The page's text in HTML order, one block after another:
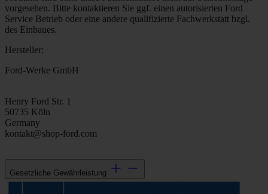
vorgesehen. Bitte kontaktieren Sie ggf. einen autorisierten Ford
Service Betrieb oder eine andere qualifizierte Fachwerkstatt bzgl.
des Einbaues.
Hersteller:
Ford-Werke GmbH
Henry Ford Str. 1
50735 Köln
Germany
kontakt@shop-ford.com
Gesetzliche Gewährleistung